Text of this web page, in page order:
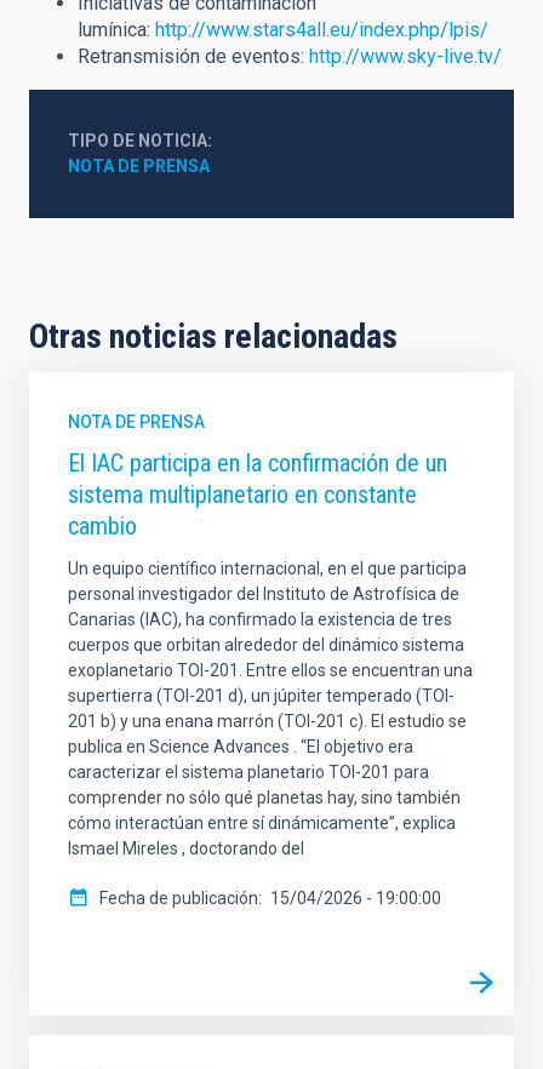
lumínica: http://www.stars4all.eu/index.php/lpis/
Retransmisión de eventos: http://www.sky-live.tv/
TIPO DE NOTICIA
NOTA DE PRENSA
Otras noticias relacionadas
NOTA DE PRENSA
El IAC participa en la confirmación de un
sistema multiplanetario en constante
cambio
Un equipo científico internacional, en el que participa
personal investigador del Instituto de Astrofísica de
Canarias (IAC), ha confirmado la existencia de tres
cuerpos que orbitan alrededor del dinámico sistema
exoplanetario TOI-201. Entre ellos se encuentran una
supertierra (TOI-201 d), un júpiter temperado (TOI-
201 b) y una enana marrón (TOI-201 c). El estudio se
publica en Science Advances . “El objetivo era
caracterizar el sistema planetario TOI-201 para
comprender no sólo qué planetas hay, sino también
cómo interactúan entre sí dinámicamente”, explica
Ismael Mireles , doctorando del
Fecha de publicación 15/04/2026 - 19:00:00